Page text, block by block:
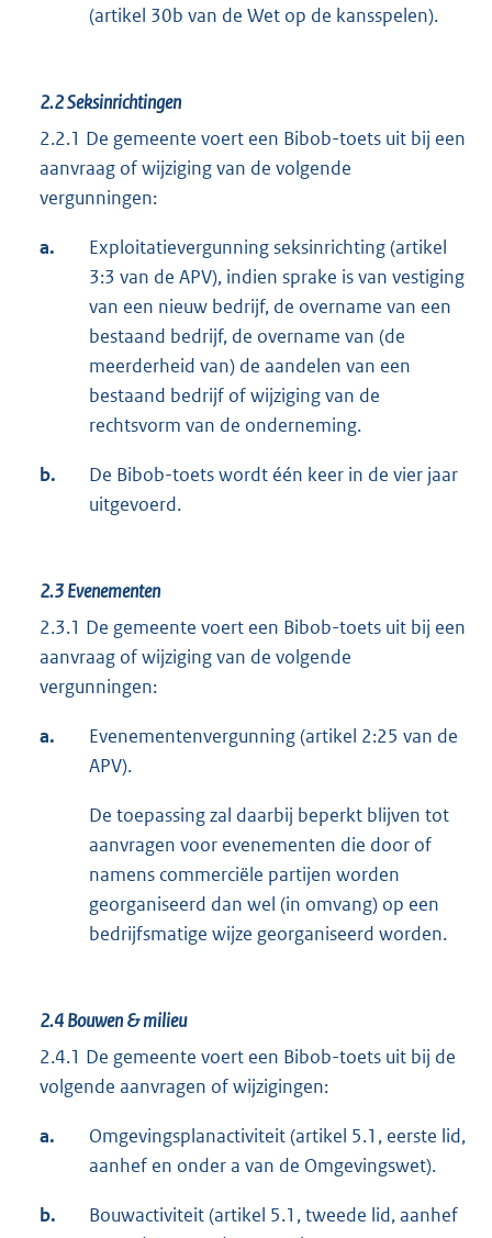
(artikel 30b van de Wet op de kansspelen).
2.2Seksinrichtingen
2.2.1 De gemeente voert een Bibob-toets uit bij een
aanvraag of wijziging van de volgende
vergunningen:
a.
Exploitatievergunning seksinrichting (artikel
3:3 van de APV), indien sprake is van vestiging
van een nieuw bedrijf, de overname van een
bestaand bedrijf, de overname van (de
meerderheid van) de aandelen van een
bestaand bedrijf of wijziging van de
rechtsvorm van de onderneming.
b.
De Bibob-toets wordt één keer in de vier jaar
uitgevoerd.
2.3Evenementen
2.3.1 De gemeente voert een Bibob-toets uit bij een
aanvraag of wijziging van de volgende
vergunningen:
a.
Evenementenvergunning (artikel 2:25 van de
APV).
De toepassing zal daarbij beperkt blijven tot
aanvragen voor evenementen die door of
namens commerciële partijen worden
georganiseerd dan wel (in omvang) op een
bedrijfsmatige wijze georganiseerd worden.
2.4Bouwen & milieu
2.4.1 De gemeente voert een Bibob-toets uit bij de
volgende aanvragen of wijzigingen:
a.
Omgevingsplanactiviteit (artikel 5.1, eerste lid,
aanhef en onder a van de Omgevingswet).
b.
Bouwactiviteit (artikel 5.1, tweede lid, aanhef